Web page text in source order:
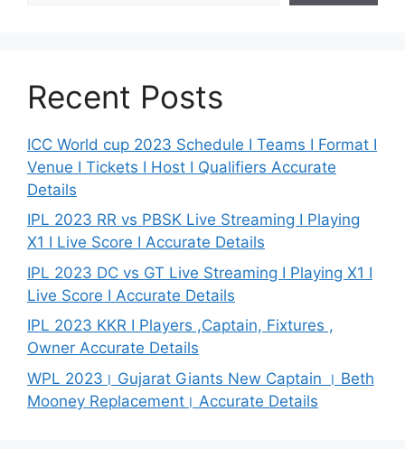
Recent Posts
ICC World cup 2023 Schedule I Teams I Format I
Venue I Tickets I Host I Qualifiers Accurate
Details
IPL 2023 RR vs PBSK Live Streaming I Playing
X1 I Live Score I Accurate Details
IPL 2023 DC vs GT Live Streaming I Playing X1 I
Live Score I Accurate Details
IPL 2023 KKR I Players ,Captain, Fixtures ,
Owner Accurate Details
WPL 2023। Gujarat Giants New Captain । Beth
Mooney Replacement। Accurate Details